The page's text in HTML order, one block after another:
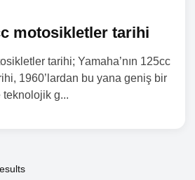
motosikletler tarihi
tarihi; Yamaha’nın 125cc
1960’lardan bu yana geniş bir
g...